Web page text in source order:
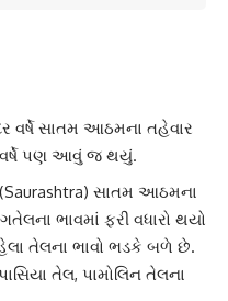
વર્ષે સાતમ આઠમના તહેવાર
પણ આવું જ થયું.
(Saurashtra) સાતમ આઠમના
ના ભાવમાં ફરી વધારો થયો
તેલના ભાવો ભડકે બળે છે.
તેલ, પામોલિન તેલના